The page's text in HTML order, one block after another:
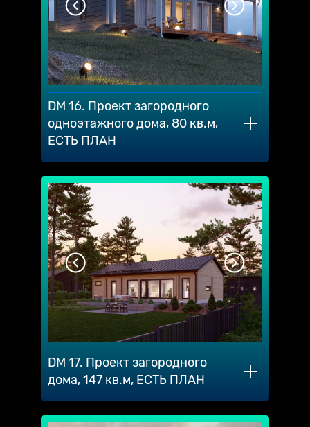
DM 16. Проект загородного
одноэтажного дома, 80 кв.м,
ЕСТЬ ПЛАН
DM 17. Проект загородного
дома, 147 кв.м, ЕСТЬ ПЛАН